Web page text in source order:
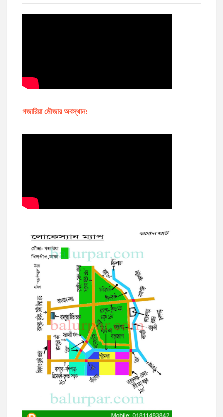
গজারিয়া মৌজার অবস্থান: